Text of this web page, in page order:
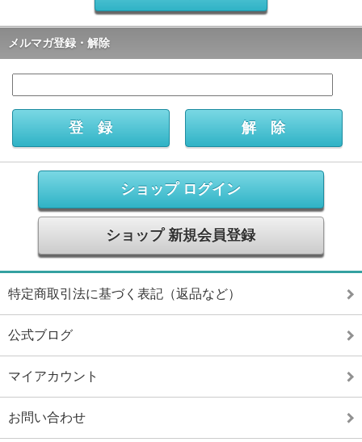
メルマガ登録・解除
ショップ ログイン
ショップ 新規会員登録
特定商取引法に基づく表記（返品など）
公式ブログ
マイアカウント
お問い合わせ